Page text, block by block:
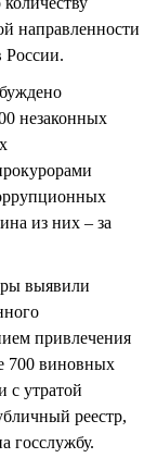
направленности
России.
незаконных
из них – за
выявили
привлечения
700 виновных
с утратой
реестр,
госслужбу.